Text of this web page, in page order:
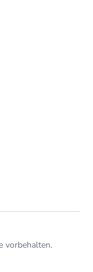
vorbehalten.